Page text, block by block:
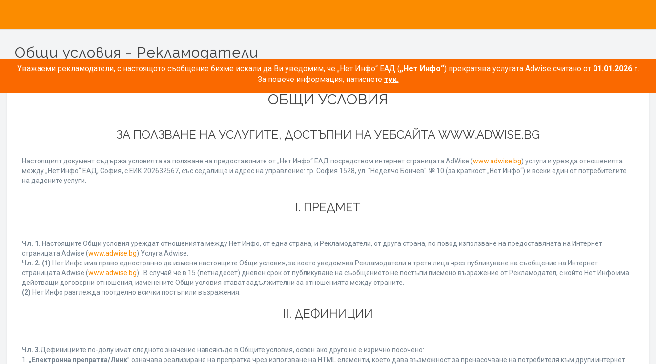
Уважаеми рекламодатели, с настоящото съобщение бихме искали да Ви уведомим, че „Нет Инфо“ ЕАД („Нет Инфо“) прекратява услугата Adwiseсчитано от 01.01.2026 г.
За повече информация, натиснете тук.
Общи условия - Рекламодатели
ОБЩИ УСЛОВИЯ
ЗА ПОЛЗВАНЕ НА УСЛУГИТЕ, ДОСТЪПНИ НА УЕБСАЙТА WWW.ADWISE.BG
Настоящият документ съдържа условията за ползване на предоставяните от „Нет Инфо“ ЕАД посредством интернет страницата AdWise (www.adwise.bg) услуги и урежда отношенията
между „Нет Инфо“ ЕАД, София, с ЕИК 202632567, със седалище и адрес на управление: гр. София 1528, ул. "Неделчо Бончев" № 10 (за краткост „Нет Инфо“) и всеки един от потребителите
на дадените услуги.
І. ПРЕДМЕТ
Чл. 1. Настоящите Общи условия уреждат отношенията между Нет Инфо, от една страна, и Рекламодатели, от друга страна, по повод използване на предоставяната на Интернет
страницата Adwise (www.adwise.bg) Услуга Adwise.
Чл. 2. (1) Нет Инфо има право едностранно да изменя настоящите Общи условия, за което уведомява Рекламодатели и трети лица чрез публикуване на съобщение на Интернет
страницата Adwise (www.adwise.bg) . В случай че в 15 (петнадесет) дневен срок от публикуване на съобщението не постъпи писмено възражение от Рекламодател, с който Нет Инфо има
действащи договорни отношения, изменените Общи условия стават задължителни за отношенията между страните.
(2) Нет Инфо разглежда поотделно всички постъпили възражения.
ІІ. ДЕФИНИЦИИ
Чл. 3.Дефинициите по-долу имат следното значение навсякъде в Общите условия, освен ако друго не е изрично посочено:
1. „ Електронна препратка/Линк” означава реализиране на препратка чрез използване на HTML елементи, което дава възможност за пренасочване на потребителя към други интернет